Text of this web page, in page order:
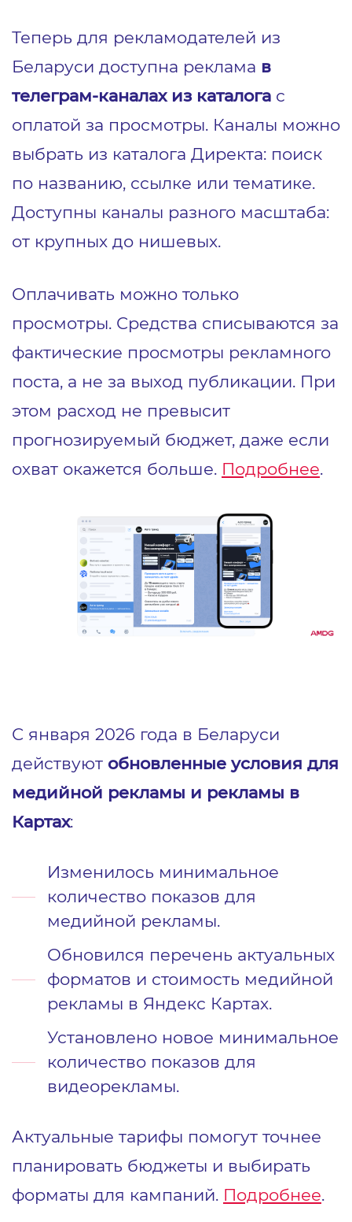
Теперь для рекламодателей из
Беларуси доступна реклама в
телеграм‑каналах из каталога с
оплатой за просмотры. Каналы можно
выбрать из каталога Директа: поиск
по названию, ссылке или тематике.
Доступны каналы разного масштаба:
от крупных до нишевых.
Оплачивать можно только
просмотры. Средства списываются за
фактические просмотры рекламного
поста, а не за выход публикации. При
этом расход не превысит
прогнозируемый бюджет, даже если
охват окажется больше. Подробнее.
С января 2026 года в Беларуси
действуют обновленные условия для
медийной рекламы и рекламы в
Картах:
Изменилось минимальное
количество показов для
медийной рекламы.
Обновился перечень актуальных
форматов и стоимость медийной
рекламы в Яндекс Картах.
Установлено новое минимальное
количество показов для
видеорекламы.
Актуальные тарифы помогут точнее
планировать бюджеты и выбирать
форматы для кампаний. Подробнее.